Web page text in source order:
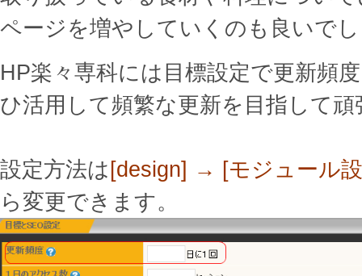
ページを増やしていくのも良いで
HP楽々専科には目標設定で更新頻
ひ活用して頻繁な更新を目指して
設定方法は [design] → [モジュール
ら変更できます。